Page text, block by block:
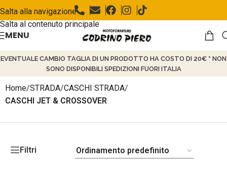
Salta alla navigazione
Salta al contenuto principale
MENU
EVENTUALE CAMBIO TAGLIA DI UN PRODOTTO HA COSTO DI 20€ * NON
SONO DISPONIBILI SPEDIZIONI FUORI ITALIA
Home/STRADA/CASCHI STRADA/
CASCHI JET & CROSSOVER
Filtri